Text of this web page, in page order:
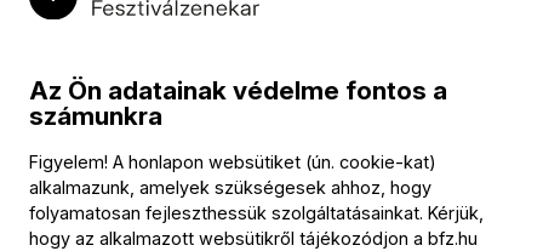
Program
Johann Sebastian Bach (→bio):
„Ihr, die ihr euch von Christo nennet”, BWV 164
„Wer nur den lieben Gott läßt walten”, BWV 93
Az Ön adatainak védelme fontos a
számunkra
Figyelem! A honlapon websütiket (ún. cookie-kat)
alkalmazunk, amelyek szükségesek ahhoz, hogy
folyamatosan fejleszthessük szolgáltatásainkat. Kérjük,
hogy az alkalmazott websütikről tájékozódjon a bfz.hu